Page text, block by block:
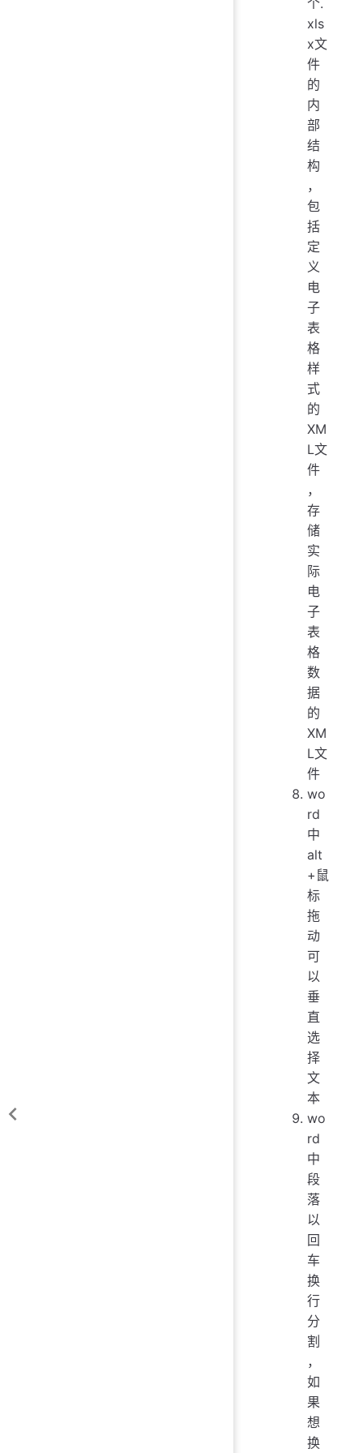
个.
xls
x文
件
的
内
部
结
构
，
包
括
定
义
电
子
表
格
样
式
的
XM
L文
件
，
存
储
实
际
电
子
表
格
数
据
的
XM
L文
件
wo
rd
中
alt
+鼠
标
拖
动
可
以
垂
直
选
择
文
本
wo
rd
中
段
落
以
回
车
换
行
分
割
，
如
果
想
换